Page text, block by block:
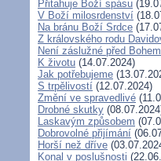
Přitahuje Boží spásu
V Boží milosrdenství
Na bránu Boží Srdce
Z královského rodu
Není záslužné před Bohem
K životu (14.07.2024)
Jak potřebujeme
S trpělivostí (12.07.2024)
Změní ve spravedlivé
Drobné skutky
Laskavým způsobem
Dobrovolné přijímání
Horší než dříve
Konal v poslušnosti